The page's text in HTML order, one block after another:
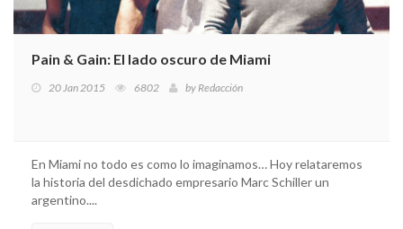
Pain & Gain: El lado oscuro de Miami
20 Jan 2015 6802 byRedacción
En Miami no todo es como lo imaginamos… Hoy relataremos
la historia del desdichado empresario Marc Schiller un
argentino....